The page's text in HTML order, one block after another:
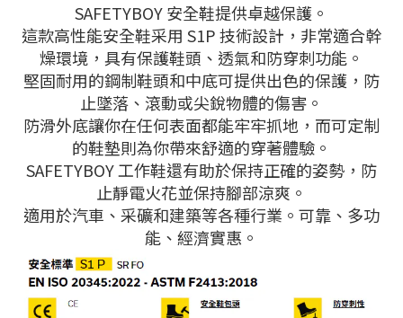
SAFETYBOY 安全鞋提供卓越保護。
這款高性能安全鞋采用 S1P 技術設計，非常適合幹
燥環境，具有保護鞋頭、透氣和防穿刺功能。
堅固耐用的鋼制鞋頭和中底可提供出色的保護，防
止墜落、滾動或尖銳物體的傷害。
防滑外底讓你在任何表面都能牢牢抓地，而可定制
的鞋墊則為你帶來舒適的穿著體驗。
SAFETYBOY 工作鞋還有助於保持正確的姿勢，防
止靜電火花並保持腳部涼爽。
適用於汽車、采礦和建築等各種行業。可靠、多功
能、經濟實惠。